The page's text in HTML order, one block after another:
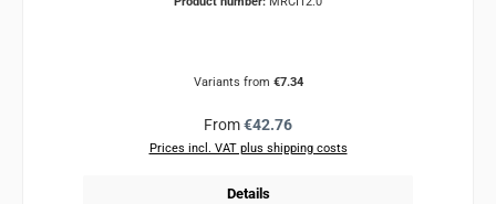
Variants from €7.34
Regular price:
From€42.76
Prices incl. VAT plus shipping costs
Details